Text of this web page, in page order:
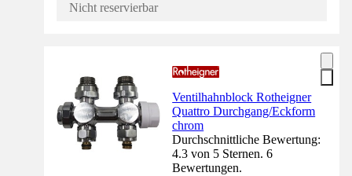
Nicht reservierbar
Ventilhahnblock Rotheigner
Quattro Durchgang/Eckform
chrom
Durchschnittliche Bewertung:
4.3 von 5 Sternen. 6
Bewertungen.